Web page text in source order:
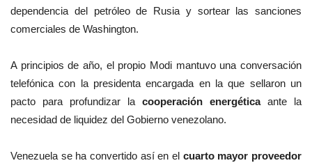
dependencia del petróleo de Rusia y sortear las sanciones
comerciales de Washington.
A principios de año, el propio Modi mantuvo una conversación
telefónica con la presidenta encargada en la que sellaron un
pacto para profundizar la cooperación energéticaante la
necesidad de liquidez del Gobierno venezolano.
Venezuela se ha convertido así en el cuarto mayor proveedor